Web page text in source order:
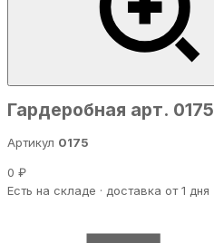
Гардеробная арт. 0175
Артикул 0175
0 ₽
Есть на складе · доставка от 1 дня